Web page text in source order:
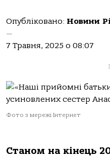
Опубліковано: Новини
—
7 Травня, 2025 о 08:07
Фото з мережі Інтернет
Станом на кінець